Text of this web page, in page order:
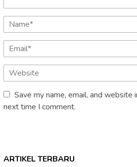
Save my name, email, and
next time I comment.
ARTIKEL TERBARU